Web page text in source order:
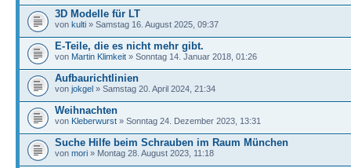
3D Modelle für LT
von kulti » Samstag 16. August 2025, 09:37
E-Teile, die es nicht mehr gibt.
von Martin Klimkeit » Sonntag 14. Januar 2018, 01:26
Aufbaurichtlinien
von jokgel » Samstag 20. April 2024, 21:34
Weihnachten
von Kleberwurst » Sonntag 24. Dezember 2023, 13:31
Suche Hilfe beim Schrauben im Raum München
von mori » Montag 28. August 2023, 11:18